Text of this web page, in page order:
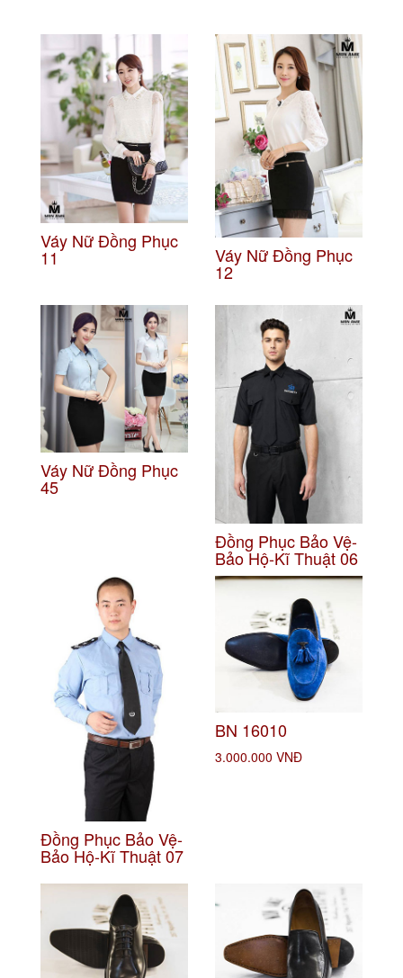
Váy Nữ Đồng Phục
11 Váy Nữ Đồng Phục
12
Váy Nữ Đồng Phục
45
Đồng Phục Bảo Vệ-
Bảo Hộ-Kĩ Thuật 06
Đồng Phục Bảo Vệ-
Bảo Hộ-Kĩ Thuật 07
BN 16010
3.000.000 VNĐ